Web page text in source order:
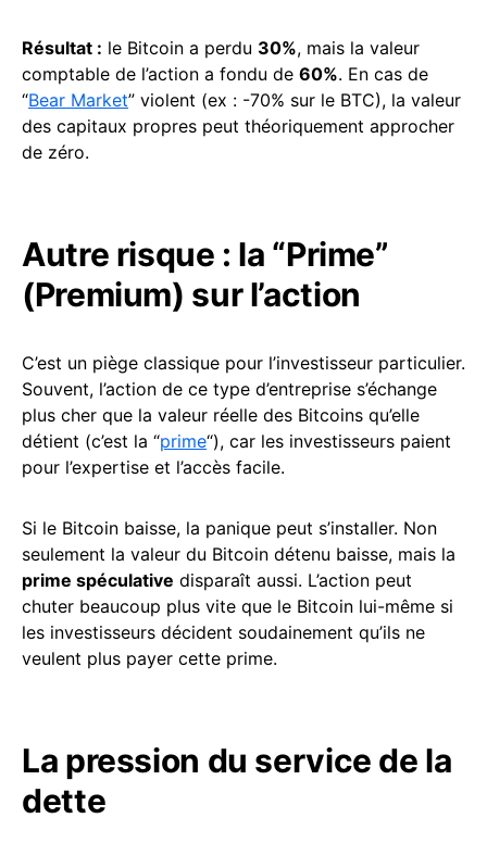
Résultat : le Bitcoin a perdu 30%, mais la valeur
comptable de l’action a fondu de 60%. En cas de
“Bear Market” violent (ex : -70% sur le BTC), la valeur
des capitaux propres peut théoriquement approcher
de zéro.
Autre risque : la “Prime”
(Premium) sur l’action
C’est un piège classique pour l’investisseur particulier.
Souvent, l’action de ce type d’entreprise s’échange
plus cher que la valeur réelle des Bitcoins qu’elle
détient (c’est la “prime“), car les investisseurs paient
pour l’expertise et l’accès facile.
Si le Bitcoin baisse, la panique peut s’installer. Non
seulement la valeur du Bitcoin détenu baisse, mais la
prime spéculative disparaît aussi. L’action peut
chuter beaucoup plus vite que le Bitcoin lui-même si
les investisseurs décident soudainement qu’ils ne
veulent plus payer cette prime.
La pression du service de la
dette